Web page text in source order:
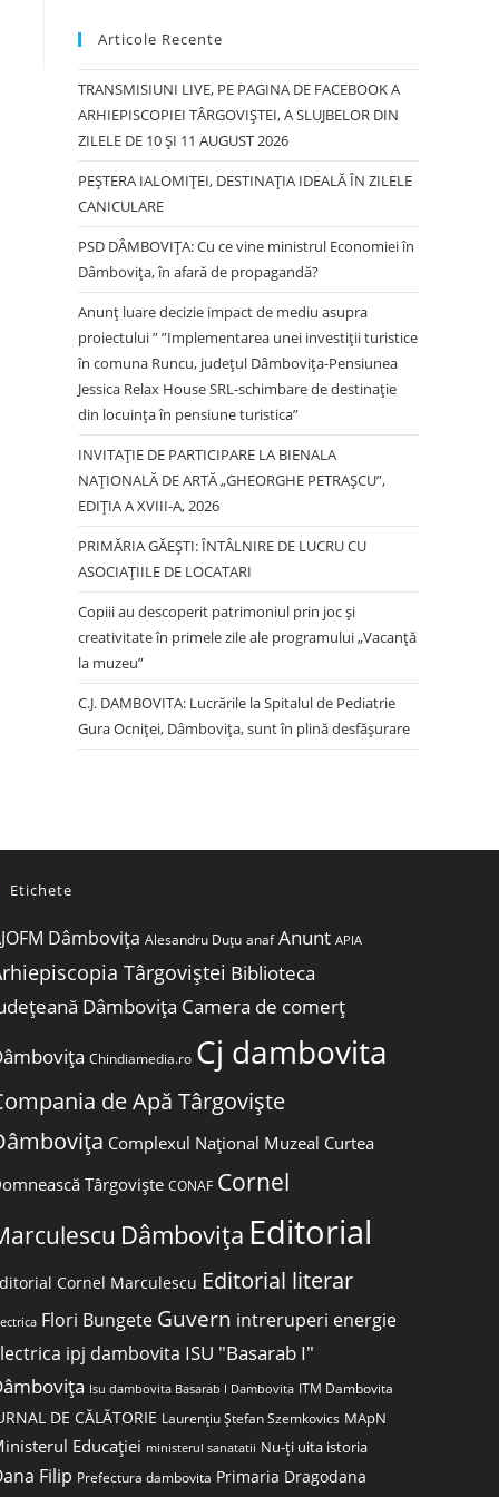
Articole Recente
TRANSMISIUNI LIVE, PE PAGINA DE FACEBOOK A
ARHIEPISCOPIEI TÂRGOVIȘTEI, A SLUJBELOR DIN
ZILELE DE 10 ȘI 11 AUGUST 2026
PEȘTERA IALOMIȚEI, DESTINAȚIA IDEALĂ ÎN ZILELE
CANICULARE
PSD DÂMBOVIȚA: Cu ce vine ministrul Economiei în
Dâmbovița, în afară de propagandă?
Anunț luare decizie impact de mediu asupra
proiectului ” ”Implementarea unei investiții turistice
în comuna Runcu, județul Dâmbovița-Pensiunea
Jessica Relax House SRL-schimbare de destinație
din locuința în pensiune turistica”
INVITAȚIE DE PARTICIPARE LA BIENALA
NAȚIONALĂ DE ARTĂ „GHEORGHE PETRAȘCU”,
EDIŢIA A XVIII-A, 2026
PRIMĂRIA GĂEȘTI: ÎNTÂLNIRE DE LUCRU CU
ASOCIAȚIILE DE LOCATARI
Copiii au descoperit patrimoniul prin joc și
creativitate în primele zile ale programului „Vacanță
la muzeu”
C.J. DAMBOVITA: Lucrările la Spitalul de Pediatrie
Gura Ocniței, Dâmbovița, sunt în plină desfășurare
Etichete
Dâmbovița Alesandru Duțu anaf Anunt APIA
Târgoviștei Biblioteca
Dâmbovița Camera de comerț
Chindiamedia.ro Cj dambovita
de Apă Târgoviște
Complexul Național Muzeal Curtea
Târgoviște CONAF Cornel
Dâmbovița Editorial
Cornel Marculescu Editorial literar
Flori Bungete Guvern intreruperi energie
ipj dambovita ISU "Basarab I"
Isu dambovita Basarab I Dambovita ITM Dambovita
DE CĂLĂTORIE Laurențiu Ștefan Szemkovics MApN
Educației ministerul sanatatii Nu-ți uita istoria
Filip Prefectura dambovita Primaria Dragodana